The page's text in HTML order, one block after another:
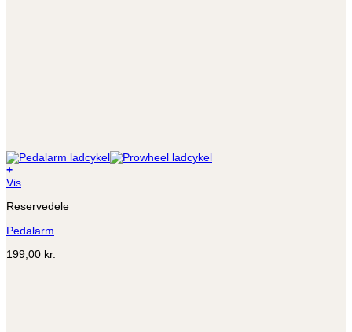
+
Dette
har
varianter.
kan
Vis
Reservedele
Pedalarm
199,00 kr.